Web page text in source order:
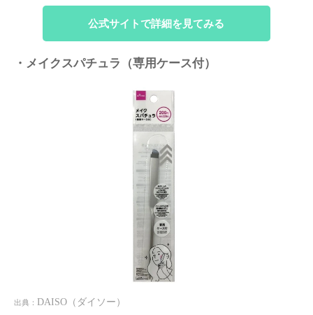
公式サイトで詳細を見てみる
・メイクスパチュラ（専用ケース付）
出典： DAISO （ダイソー）